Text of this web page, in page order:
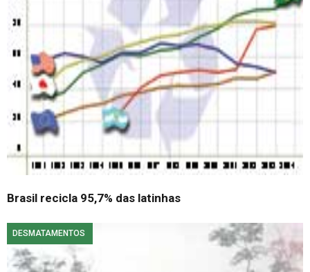
Brasil recicla 95,7% das latinhas
DESMATAMENTOS